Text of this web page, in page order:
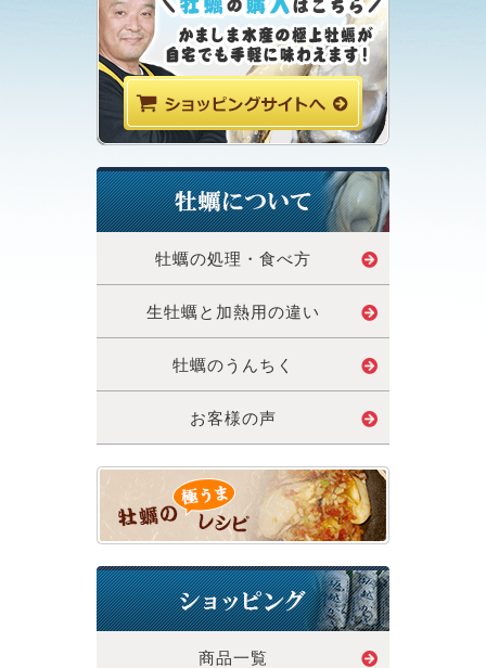
牡蠣の処理・食べ方
生牡蠣と加熱用の違い
牡蠣のうんちく
お客様の声
商品一覧